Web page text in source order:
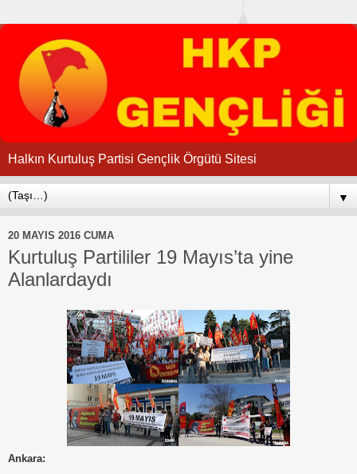
Halkın Kurtuluş Partisi Gençlik Örgütü Sitesi
▼
20 MAYIS 2016 CUMA
Kurtuluş Partililer 19 Mayıs’ta yine
Alanlardaydı
Ankara: